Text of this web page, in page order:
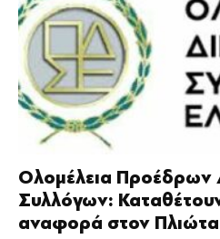
Ολομέλεια Προέδρων
Συλλόγων:
αναφορά στον Πλιώτα